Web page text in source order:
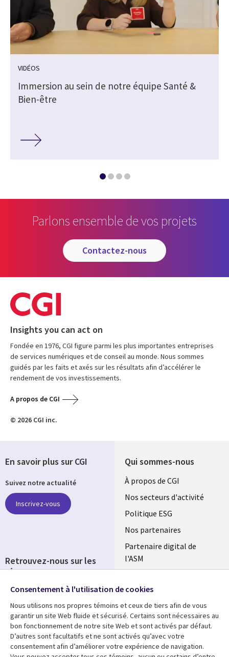
VIDÉOS
Immersion au sein de notre équipe Santé &
Bien-être
Parlons ensemble de vos projets
contactez-nous
Insights you can act on
Fondée en 1976, CGI figure parmi les plus importantes entreprises
de services numériques et de conseil au monde. Nous sommes
guidés par les faits et axés sur les résultats afin d’accélérer le
rendement de vos investissements.
A propos de CGI
© 2026 CGI inc.
Qui sommes-nous
Useful
links
FRANCE
À propos de CGI
Nos secteurs d'activité
Politique ESG
Nos partenaires
Partenaire digital de
l'ASM
Fusions
Ressources
Articles
Support
Accessibilité
En savoir plus sur CGI
Suivez notre actualité
Inscrivez-vous
Retrouvez-nous sur les
réseaux
Social
Media
FRANCE
Consentement à l'utilisation de cookies
Nous utilisons nos propres témoins et ceux de tiers afin de vous
garantir un site Web fluide et sécurisé. Certains sont nécessaires au
bon fonctionnement de notre site Web et sont activés par défaut.
D’autres sont facultatifs et ne sont activés qu’avec votre
consentement afin d’améliorer votre expérience de navigation.